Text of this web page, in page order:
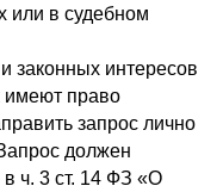
или в судебном
законных интересов
имеют право
запрос лично
должен
ч. 3 ст. 14 ФЗ «О